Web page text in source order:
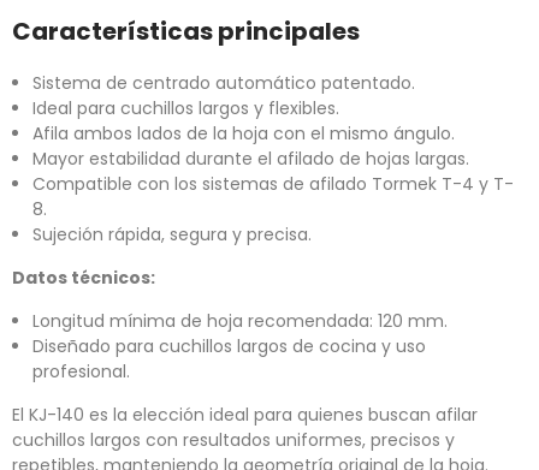
Características principales
Sistema de centrado automático patentado.
Ideal para cuchillos largos y flexibles.
Afila ambos lados de la hoja con el mismo ángulo.
Mayor estabilidad durante el afilado de hojas largas.
Compatible con los sistemas de afilado Tormek T-4 y T-
8.
Sujeción rápida, segura y precisa.
Datos técnicos:
Longitud mínima de hoja recomendada: 120 mm.
Diseñado para cuchillos largos de cocina y uso
profesional.
El KJ-140 es la elección ideal para quienes buscan afilar
cuchillos largos con resultados uniformes, precisos y